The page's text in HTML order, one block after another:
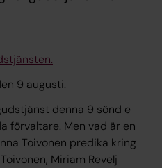
9 augusti.
denna 9 sönd e
förvaltare. Men vad är en
Toivonen predika kring
Miriam Revelj